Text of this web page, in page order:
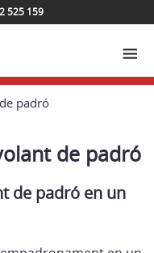
525 159
padró
de padró
de padró en un